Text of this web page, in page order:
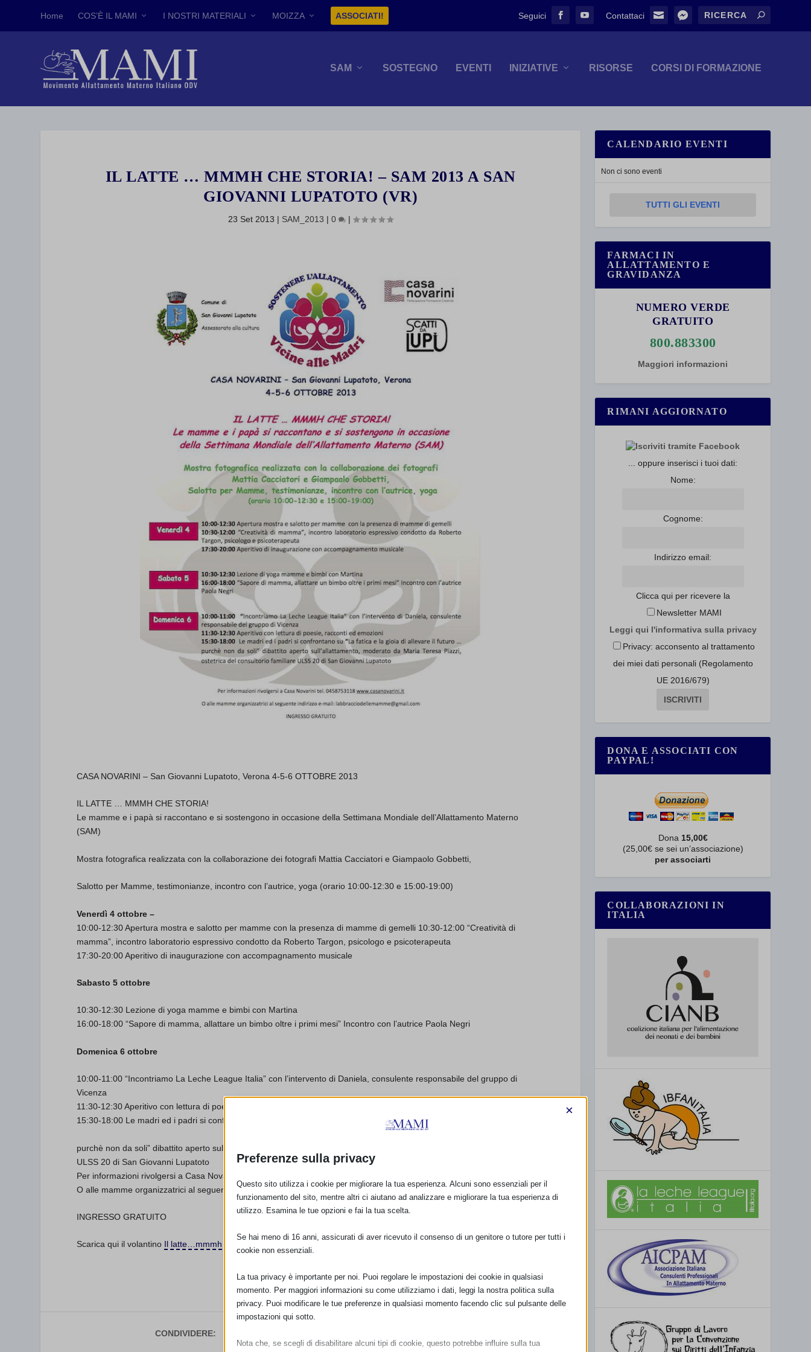
Home COS’È IL MAMI I NOSTRI MATERIALI MOIZZA ASSOCIATI!
SAM SOSTEGNO EVENTI INIZIATIVE RISORSE CORSI DI FORMAZIONE
IL LATTE … MMMH CHE STORIA! – SAM 2013 A SAN
GIOVANNI LUPATOTO (VR)
23 Set 2013 | SAM_2013 |0 |
CASA NOVARINI – San Giovanni Lupatoto, Verona 4-5-6 OTTOBRE 2013
IL LATTE … MMMH CHE STORIA!
Le mamme e i papà si raccontano e si sostengono in occasione della Settimana Mondiale dell’Allattamento Materno
(SAM)
Mostra fotografica realizzata con la collaborazione dei fotografi Mattia Cacciatori e Giampaolo Gobbetti,
Salotto per Mamme, testimonianze, incontro con l’autrice, yoga (orario 10:00-12:30 e 15:00-19:00)
Venerdì 4 ottobre –
10:00-12:30 Apertura mostra e salotto per mamme con la presenza di mamme di gemelli 10:30-12:00 “Creatività di
mamma”, incontro laboratorio espressivo condotto da Roberto Targon, psicologo e psicoterapeuta
17:30-20:00 Aperitivo di inaugurazione con accompagnamento musicale
Sabasto 5 ottobre
10:30-12:30 Lezione di yoga mamme e bimbi con Martina
16:00-18:00 “Sapore di mamma, allattare un bimbo oltre i primi mesi” Incontro con l’autrice Paola Negri
Domenica 6 ottobre
10:00-11:00 “Incontriamo La Leche League Italia” con l’intervento di Daniela, consulente responsabile del gruppo di
Vicenza
11:30-12:30 Aperitivo con lettura di poesie, racconti ed emozioni
15:30-18:00 Le madri ed i padri si confrontano su “La fatica e la gioia di allevare il futuro …
purchè non da soli” dibattito aperto sull’allattamento, moderato da Maria Teresa Piazzi, ostetrica del consultorio familiare
ULSS 20 di San Giovanni Lupatoto
Per informazioni rivolgersi a Casa Novarini tel. 0458753118
O alle mamme organizzatrici al seguente indirizzo e-mail:labbracciodellemamme@gmail.com
INGRESSO GRATUITO
Scarica qui il volantino Il latte…mmmh che storia!
CONDIVIDERE:
CALENDARIO EVENTI
Non ci sono eventi
TUTTI GLI EVENTI
FARMACI IN
ALLATTAMENTO E
GRAVIDANZA
NUMERO VERDE
GRATUITO
800.883300
Maggiori informazioni
RIMANI AGGIORNATO
... oppure inserisci i tuoi dati:
Nome:
Cognome:
Indirizzo email:
Clicca qui per ricevere la
Newsletter MAMI
Leggi qui l'informativa sulla privacy
Privacy: acconsento al trattamento
dei miei dati personali (Regolamento
UE 2016/679)
DONA E ASSOCIATI CON
PAYPAL!
Dona 15,00€
(25,00€ se sei un’associazione)
per associarti
COLLABORAZIONI IN
ITALIA
Preferenze sulla privacy
×
Questo sito utilizza i cookie per migliorare la tua esperienza. Alcuni sono essenziali per il
funzionamento del sito, mentre altri ci aiutano ad analizzare e migliorare la tua esperienza di
utilizzo. Esamina le tue opzioni e fai la tua scelta.
Se hai meno di 16 anni, assicurati di aver ricevuto il consenso di un genitore o tutore per tutti i
cookie non essenziali.
La tua privacy è importante per noi. Puoi regolare le impostazioni dei cookie in qualsiasi
momento. Per maggiori informazioni su come utilizziamo i dati, leggi la nostra politica sulla
privacy. Puoi modificare le tue preferenze in qualsiasi momento facendo clic sul pulsante delle
impostazioni qui sotto.
Nota che, se scegli di disabilitare alcuni tipi di cookie, questo potrebbe influire sulla tua